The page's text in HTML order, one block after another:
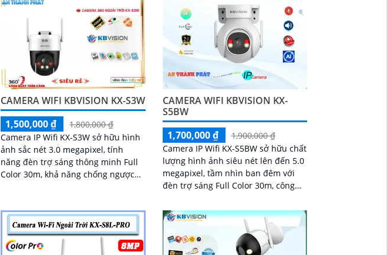
CAMERA WIFI KBVISION KX-S3W
1,500,000 ₫
1,800,000 ₫
Camera IP Wifi KX-S3W sở hữu hình
ảnh sắc nét 3.0 megapixel, tính
năng đèn trợ sáng thông minh Full
Color 30m, khả năng chống ngược
CAMERA WIFI KBVISION KX-
S5BW
1,700,000 ₫
1,900,000 ₫
Camera IP Wifi KX-S5BW sở hữu chất
lượng hình ảnh siêu nét lên đến 5.0
megapixel, tầm nhìn ban đêm với
đèn trợ sáng Full Color 30m, công
năng quay...